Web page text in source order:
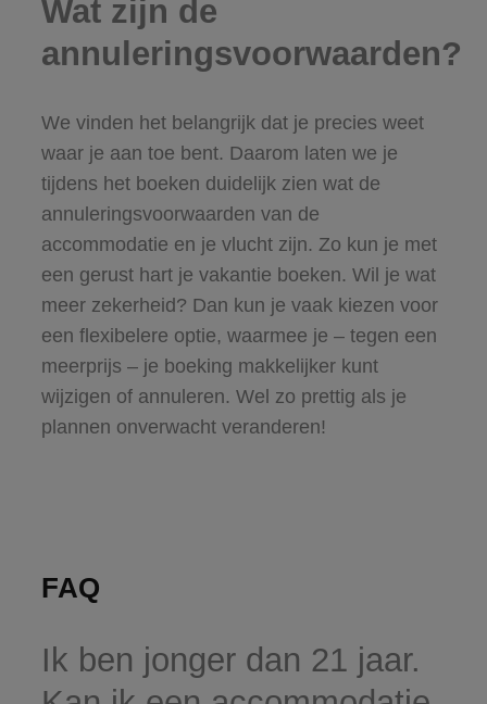
Wat zijn de
annuleringsvoorwaarden?
We vinden het belangrijk dat je precies weet
waar je aan toe bent. Daarom laten we je
tijdens het boeken duidelijk zien wat de
annuleringsvoorwaarden van de
accommodatie en je vlucht zijn. Zo kun je met
een gerust hart je vakantie boeken. Wil je wat
meer zekerheid? Dan kun je vaak kiezen voor
een flexibelere optie, waarmee je – tegen een
meerprijs – je boeking makkelijker kunt
wijzigen of annuleren. Wel zo prettig als je
plannen onverwacht veranderen!
FAQ
Ik ben jonger dan 21 jaar.